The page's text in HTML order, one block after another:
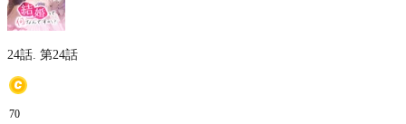
24話. 第24話
70